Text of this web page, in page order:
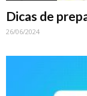
Dicas de
26/06/2024